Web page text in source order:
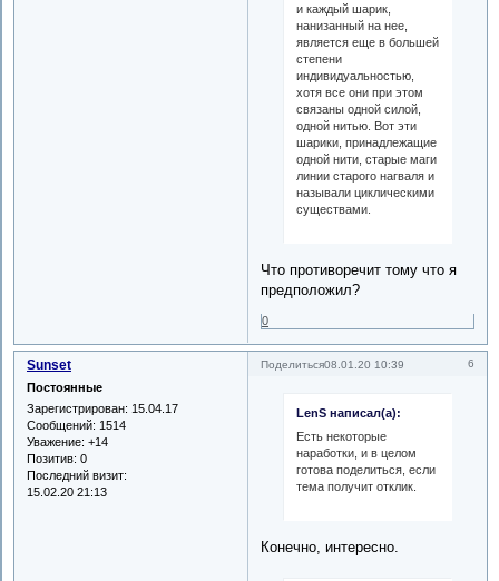
и каждый шарик,
нанизанный на нее,
является еще в большей
степени
индивидуальностью,
хотя все они при этом
связаны одной силой,
одной нитью. Вот эти
шарики, принадлежащие
одной нити, старые маги
линии старого нагваля и
называли циклическими
существами.
Что противоречит тому что я
предположил?
0
Поделиться 6
08.01.20 10:39
Sunset
Постоянные
Зарегистрирован: 15.04.17
Сообщений: 1514
Уважение: +14
Позитив: 0
Последний визит:
15.02.20 21:13
LenS написал(а):
Есть некоторые
наработки, и в целом
готова поделиться, если
тема получит отклик.
Конечно, интересно.